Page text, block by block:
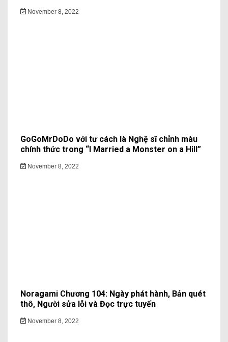
November 8, 2022
GoGoMrDoDo với tư cách là Nghệ sĩ chỉnh màu
chính thức trong “I Married a Monster on a Hill”
November 8, 2022
Noragami Chương 104: Ngày phát hành, Bản quét
thô, Người sửa lỗi và Đọc trực tuyến
November 8, 2022